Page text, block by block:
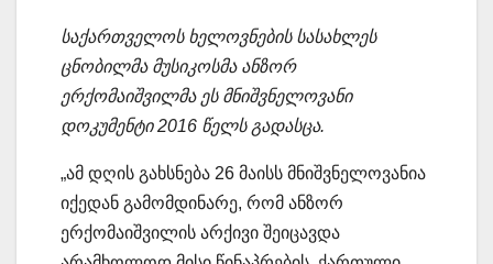
საქართველოს ხელოვნების სასახლეს
ცნობილმა მუსიკოსმა ანზორ
ერქომაიშვილმა ეს მნიშვნელოვანი
დოკუმენტი 2016 წელს გადასცა.
„ამ დღის გახსნება 26 მაისს მნიშვნელოვანია
იქედან გამომდინარე, რომ ანზორ
ერქომაიშვილის არქივი შეიცავდა